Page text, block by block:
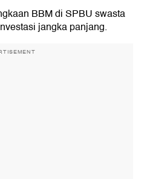
BBM di SPBU swasta
jangka panjang.